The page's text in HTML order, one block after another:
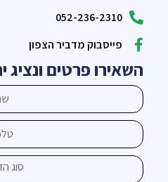
052-236-2310
פייסבוק מדביר הצפון
השאירו פרטים